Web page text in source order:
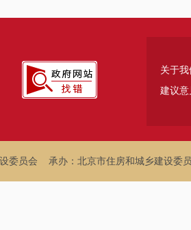
关于我
建议意
委员会 承办：北京市住房和城乡建设委